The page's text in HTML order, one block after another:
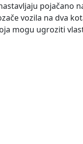
pojačano
vozila na dva
mogu ugroziti